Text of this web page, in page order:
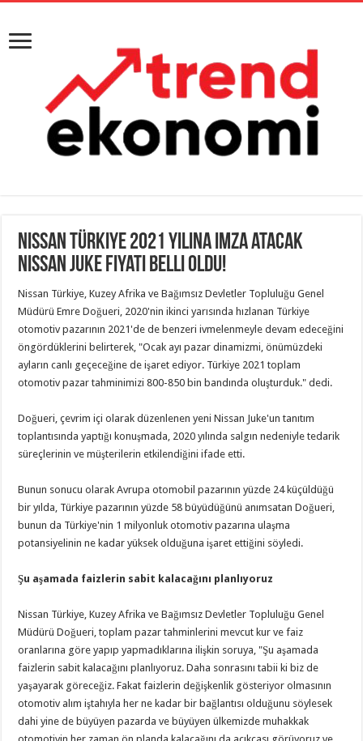
Nissan Türkiye 2021 yılına imza atacak
Nissan Juke Fiyatı Belli Oldu!
Nissan Türkiye, Kuzey Afrika ve Bağımsız Devletler Topluluğu Genel
Müdürü Emre Doğueri, 2020'nin ikinci yarısında hızlanan Türkiye
otomotiv pazarının 2021'de de benzeri ivmelenmeyle devam edeceğini
öngördüklerini belirterek, "Ocak ayı pazar dinamizmi, önümüzdeki
ayların canlı geçeceğine de işaret ediyor. Türkiye 2021 toplam
otomotiv pazar tahminimizi 800-850 bin bandında oluşturduk." dedi.
Doğueri, çevrim içi olarak düzenlenen yeni Nissan Juke'un tanıtım
toplantısında yaptığı konuşmada, 2020 yılında salgın nedeniyle tedarik
süreçlerinin ve müşterilerin etkilendiğini ifade etti.
Bunun sonucu olarak Avrupa otomobil pazarının yüzde 24 küçüldüğü
bir yılda, Türkiye pazarının yüzde 58 büyüdüğünü anımsatan Doğueri,
bunun da Türkiye'nin 1 milyonluk otomotiv pazarına ulaşma
potansiyelinin ne kadar yüksek olduğuna işaret ettiğini söyledi.
Şu aşamada faizlerin sabit kalacağını planlıyoruz
Nissan Türkiye, Kuzey Afrika ve Bağımsız Devletler Topluluğu Genel
Müdürü Doğueri, toplam pazar tahminlerini mevcut kur ve faiz
oranlarına göre yapıp yapmadıklarına ilişkin soruya, "Şu aşamada
faizlerin sabit kalacağını planlıyoruz. Daha sonrasını tabii ki biz de
yaşayarak göreceğiz. Fakat faizlerin değişkenlik gösteriyor olmasının
otomotiv alım iştahıyla her ne kadar bir bağlantısı olduğunu söylesek
dahi yine de büyüyen pazarda ve büyüyen ülkemizde muhakkak